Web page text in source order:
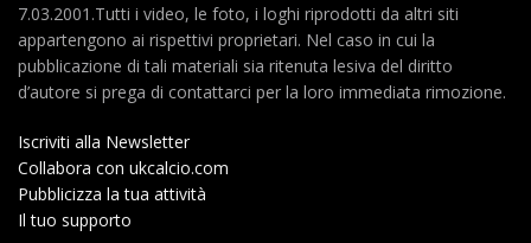
7.03.2001.Tutti i video, le foto, i loghi riprodotti da altri siti
appartengono ai rispettivi proprietari. Nel caso in cui la
pubblicazione di tali materiali sia ritenuta lesiva del diritto
d’autore si prega di contattarci per la loro immediata rimozione.
Iscriviti alla Newsletter
Collabora con ukcalcio.com
Pubblicizza la tua attività
Il tuo supporto